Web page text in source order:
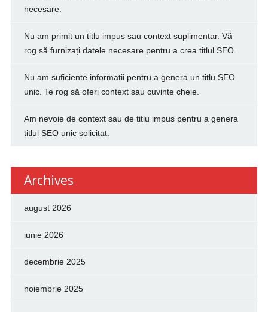
necesare.
Nu am primit un titlu impus sau context suplimentar. Vă
rog să furnizați datele necesare pentru a crea titlul SEO.
Nu am suficiente informații pentru a genera un titlu SEO
unic. Te rog să oferi context sau cuvinte cheie.
Am nevoie de context sau de titlu impus pentru a genera
titlul SEO unic solicitat.
Archives
august 2026
iunie 2026
decembrie 2025
noiembrie 2025